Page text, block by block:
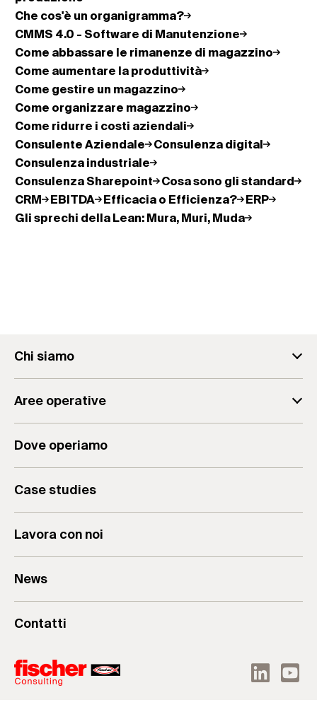
Che cos'è un organigramma?
CMMS 4.0 - Software di Manutenzione
Come abbassare le rimanenze di magazzino
Come aumentare la produttività
Come gestire un magazzino
Come organizzare magazzino
Come ridurre i costi aziendali
Consulente Aziendale
Consulenza digital
Consulenza industriale
Consulenza Sharepoint
Cosa sono gli standard
CRM
EBITDA Efficacia o Efficienza?
ERP
Gli sprechi della Lean: Mura, Muri, Muda
Chi siamo
Il team
Aree operative
Consulenza Aziendale
Dove operiamo
Case studies
Lavora con noi
News
Contatti